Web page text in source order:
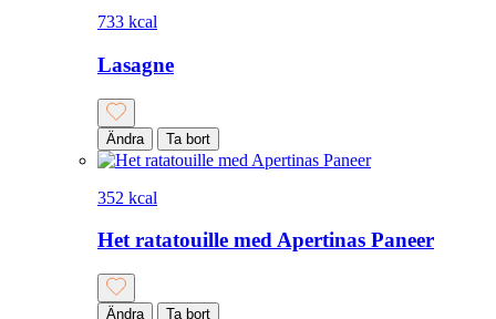
733 kcal
Lasagne
Ändra Ta bort
352 kcal
Het ratatouille med Apertinas Paneer
Ändra Ta bort